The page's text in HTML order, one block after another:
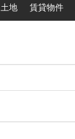
土地 賃貸物件